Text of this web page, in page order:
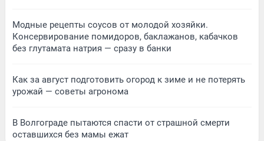
Модные рецепты соусов от молодой хозяйки.
Консервирование помидоров, баклажанов, кабачков
без глутамата натрия — сразу в банки
Как за август подготовить огород к зиме и не потерять
урожай — советы агронома
В Волгограде пытаются спасти от страшной смерти
оставшихся без мамы ежат